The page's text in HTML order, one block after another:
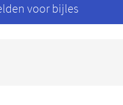
voor bijles